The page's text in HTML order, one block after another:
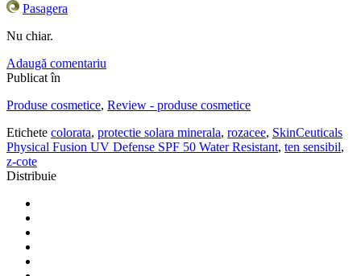
Pasagera
Nu chiar.
Adaugă comentariu
Publicat în
Produse cosmetice, Review - produse cosmetice
Etichete colorata, protectie solara minerala, rozacee, SkinCeuticals
Physical Fusion UV Defense SPF 50 Water Resistant, ten sensibil,
z-cote
Distribuie